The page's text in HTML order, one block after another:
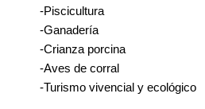
-Piscicultura
-Ganadería
-Crianza porcina
-Aves de corral
-Turismo vivencial y ecológico